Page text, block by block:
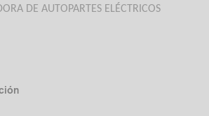
DE AUTOPARTES ELÉCTRICOS